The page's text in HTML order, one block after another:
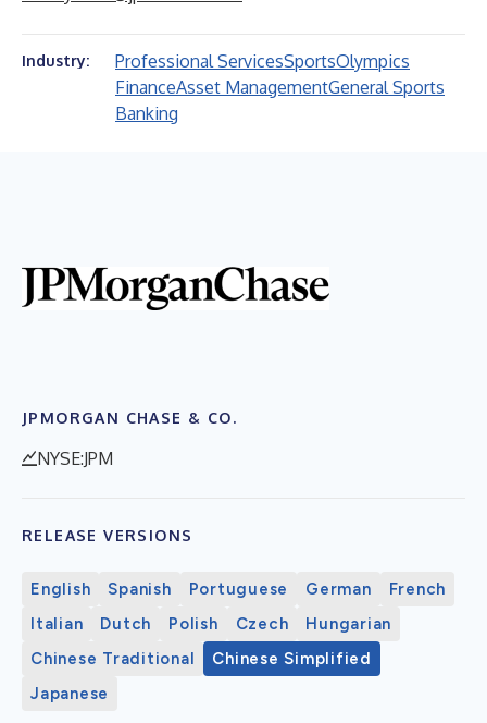
Industry: Professional ServicesSportsOlympics
FinanceAsset ManagementGeneral Sports
Banking
JPMORGAN CHASE & CO.
NYSE:JPM
RELEASE VERSIONS
English Spanish Portuguese German
French
Italian
Dutch Polish Czech
Hungarian
Chinese Traditional
Chinese Simplified
Japanese